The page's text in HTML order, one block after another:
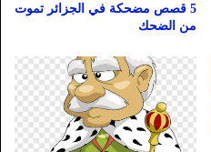
5 قصص مضحكة في الجزائر تموت
من الضحك